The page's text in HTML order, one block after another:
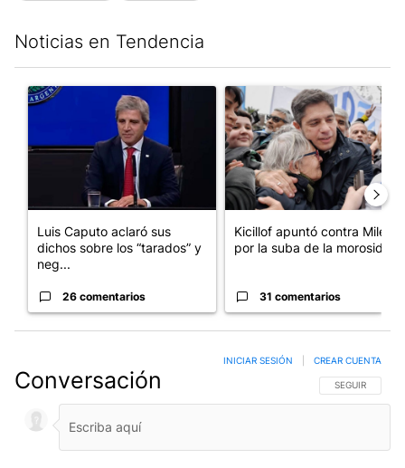
Noticias en Tendencia
Un artículo de tendencia con el título "Luis Caputo aclaró sus
Luis Caputo aclaró sus
dichos sobre los “tarados” y
neg...
26 comentarios
Un artículo de tendencia con
Kicillof apuntó contra Milei
por la suba de la morosida...
31 comentarios
Conversación SIGA ESTA
SEGUIR
INICIAR SESIÓN CREAR CUENTA